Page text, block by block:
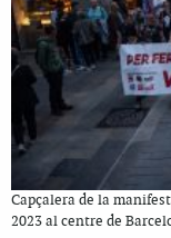
Capçalera de la
2023 al centre de